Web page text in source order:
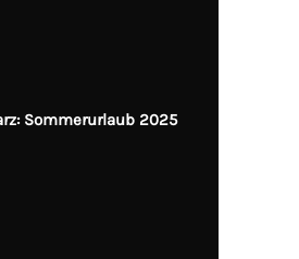
Sommerurlaub 2025